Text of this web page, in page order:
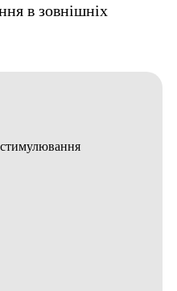
в зовнішніх
стимулювання